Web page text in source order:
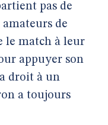
pas de
de
le match à leur
appuyer son
droit à un
a toujours